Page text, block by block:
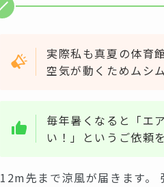
実際私も真夏の体育
空気が動くためムシ
毎年暑くなると「エ
い！」というご依頼
12m先まで涼風が届きます。